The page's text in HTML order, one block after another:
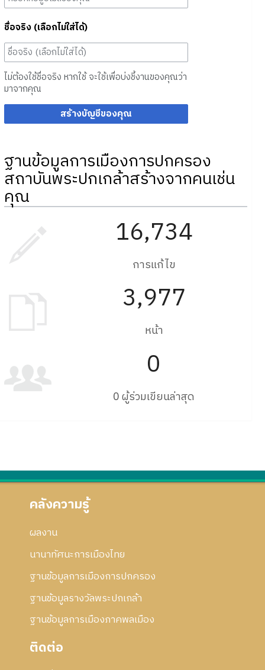
ชื่อจริง (เลือกไม่ใส่ได้)
ไม่ต้องใช้ชื่อจริง หากใช้ จะใช้เพื่อบ่งชี้งานของคุณว่า
มาจากคุณ
สร้างบัญชีของคุณ
ฐานข้อมูลการเมืองการปกครอง
สถาบันพระปกเกล้าสร้างจากคนเช่น
คุณ
16,734
การแก้ไข
3,977
หน้า
0
0 ผู้ร่วมเขียนล่าสุด
คลังความรู้
ผลงาน
นานาทัศนะการเมืองไทย
ฐานข้อมูลการเมืองการปกครอง
ฐานข้อมูลรางวัลพระปกเกล้า
ฐานข้อมูลการเมืองภาคพลเมือง
ติดต่อ